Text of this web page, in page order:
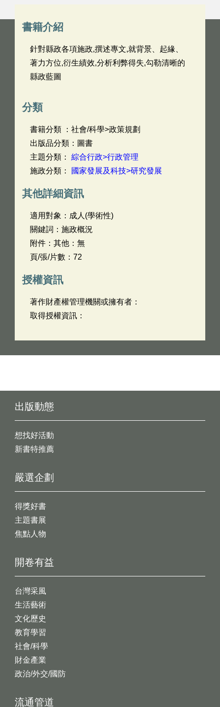
書籍介紹
針對縣政各項施政,撰述專文,就背景、起緣、
著力方位,衍生績效,分析利弊得失,勾勒清晰的
縣政藍圖
分類
書籍分類 ：社會/科學>政策規劃
出版品分類：圖書
主題分類： 綜合行政>行政管理
施政分類：
國家發展及科技>研究發展
其他詳細資訊
適用對象：成人(學術性)
關鍵詞：施政概況
附件：其他：無
頁/張/片數：72
授權資訊
著作財產權管理機關或擁有者：
取得授權資訊：
出版動態
想找好活動
新書特推薦
開卷有益
台灣采風
生活藝術
文化歷史
教育學習
社會/科學
財金產業
政治/外交/國防
嚴選企劃
得獎好書
主題書展
焦點人物
流通管道